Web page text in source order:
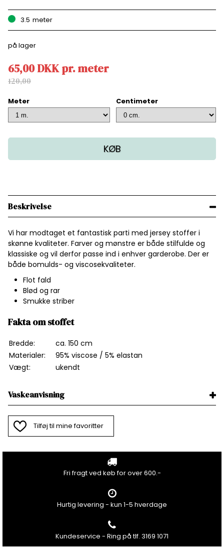
3.5 meter
på lager
65,00DKKpr.meter
120,00
Meter Centimeter
KØB
Beskrivelse
Vi har modtaget et fantastisk parti med jersey stoffer i
skønne kvaliteter. Farver og mønstre er både stilfulde og
klassiske og vil derfor passe ind i enhver garderobe. Der er
både bomulds- og viscosekvaliteter.
Flot fald
Blød og rar
Smukke striber
Fakta om stoffet
Bredde:
ca. 150 cm
Materialer:
95% viscose / 5% elastan
Vægt:
ukendt
Vaskeanvisning
Tilføj til mine favoritter
Fri fragt ved køb for over 600.-
Hurtig levering - kun 1-5 hverdage
Kundeservice - Ring på tlf. 3169 1071